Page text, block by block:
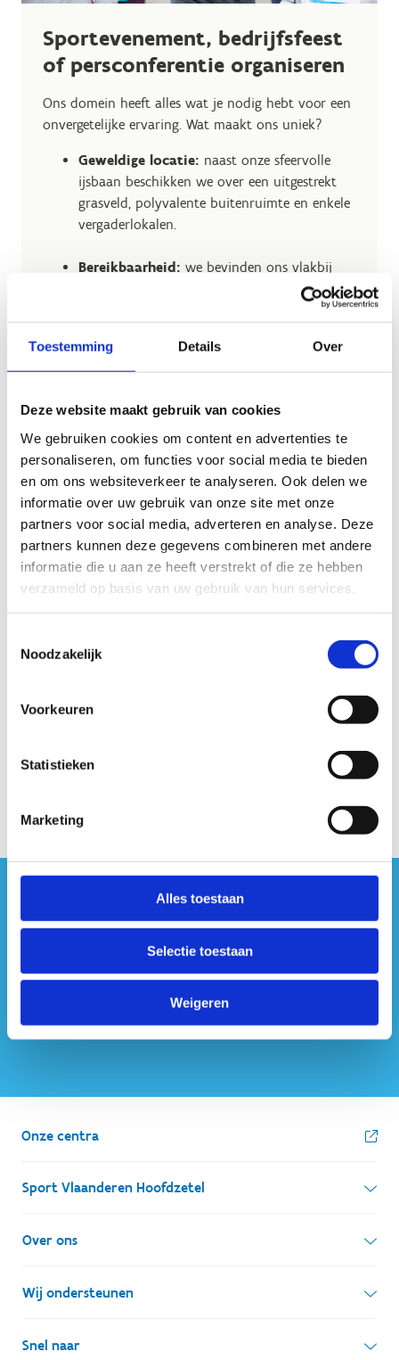
Toestemming Details Over
Deze website maakt gebruik van cookies
We gebruiken cookies om content en advertenties te
personaliseren, om functies voor social media te bieden
en om ons websiteverkeer te analyseren. Ook delen we
informatie over uw gebruik van onze site met onze
partners voor social media, adverteren en analyse. Deze
partners kunnen deze gegevens combineren met andere
informatie die u aan ze heeft verstrekt of die ze hebben
verzameld op basis van uw gebruik van hun services.
Noodzakelijk
Voorkeuren
Statistieken
Marketing
Alles toestaan
Selectie toestaan
Weigeren
Sportevenement, bedrijfsfeest
of persconferentie organiseren
Ons domein heeft alles wat je nodig hebt voor een
onvergetelijke ervaring. Wat maakt ons uniek?
Geweldige locatie: naast onze sfeervolle
ijsbaan beschikken we over een uitgestrekt
grasveld, polyvalente buitenruimte en enkele
vergaderlokalen.
Bereikbaarheid: we bevinden ons vlakbij
Hasselt centrum en beschikken over ruime
parkeergelegenheid. Dankzij onze laadpalen
Dorst of honger?dan kan je terecht in de
Bij ons is jouw evenement in goede handen.
Neem contact
met ons op
Vrijblijvende offerte op maat?
Sport Vlaanderen Hasselt
Stuur een bericht
#sportersbelevenmeer
ook op sociale media
Onze centra
Sport Vlaanderen Hoofdzetel
Simon Bolivarlaan 17
1000 Brussel
Ondernemingsnummer: BE 0248.142.826
Over ons
Wie zijn we, wat doen we
Onze centra
Wij ondersteunen
Lokale besturen
Snel naar